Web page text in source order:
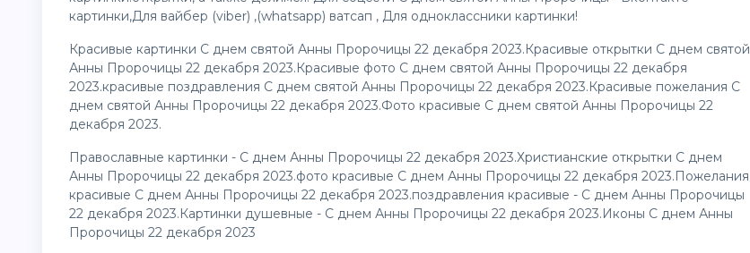
картинки,Для вайбер (viber) ,(whatsapp) ватсап , Для одноклассники картинки!
Красивые картинки С днем святой Анны Пророчицы 22 декабря 2023.Красивые открытки С днем святой
Анны Пророчицы 22 декабря 2023.Красивые фото С днем святой Анны Пророчицы 22 декабря
2023.красивые поздравления С днем святой Анны Пророчицы 22 декабря 2023.Красивые пожелания С
днем святой Анны Пророчицы 22 декабря 2023.Фото красивые С днем святой Анны Пророчицы 22
декабря 2023.
Православные картинки - С днем Анны Пророчицы 22 декабря 2023.Христианские открытки С днем
Анны Пророчицы 22 декабря 2023.фото красивые С днем Анны Пророчицы 22 декабря 2023.Пожелания
красивые С днем Анны Пророчицы 22 декабря 2023.поздравления красивые - С днем Анны Пророчицы
22 декабря 2023.Картинки душевные - С днем Анны Пророчицы 22 декабря 2023.Иконы С днем Анны
Пророчицы 22 декабря 2023